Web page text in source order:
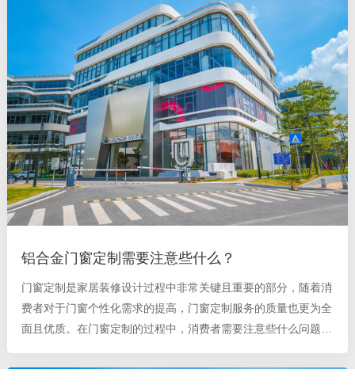
铝合金门窗定制需要注意些什么？
门窗定制是家居装修设计过程中非常关键且重要的部分，随着消
费者对于门窗个性化需求的提高，门窗定制服务的质量也更为全
面且优质。在门窗定制的过程中，消费者需要注意些什么问题